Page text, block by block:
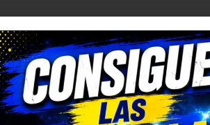
Preparado para
y dirección
Toyota ha querido que esta versión no solo